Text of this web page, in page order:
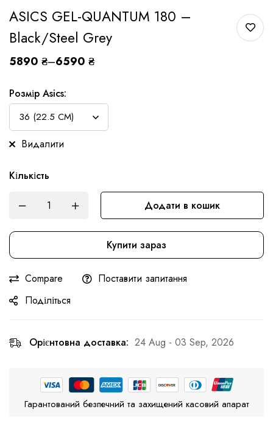
ASICS GEL-QUANTUM 180 –
Black/Steel Grey
5890 ₴–6590 ₴
Розмір Asics:
Видалити
Кількість
Додати в кошик
Купити зараз
Compare
Поставити запитання
Поділіться
Орієнтовна доставка: 24 Aug - 03 Sep, 2026
Гарантований безпечний та захищений касовий апарат